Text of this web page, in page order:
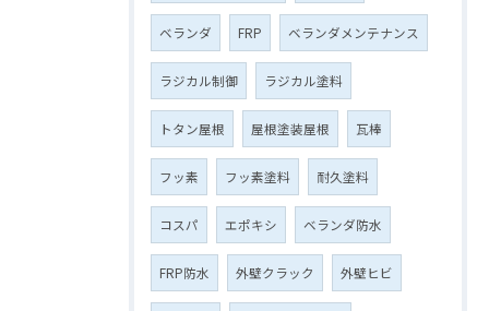
ベランダ FRP ベランダメンテナンス
ラジカル制御 ラジカル塗料
トタン屋根 屋根塗装屋根 瓦棒
フッ素 フッ素塗料 耐久塗料
コスパ エポキシ ベランダ防水
FRP防水 外壁クラック 外壁ヒビ